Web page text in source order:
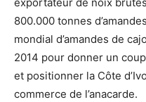
800.000 tonnes
mondial d’amandes de
2014 pour donner un
et positionner la Côte
commerce de l’anacarde.